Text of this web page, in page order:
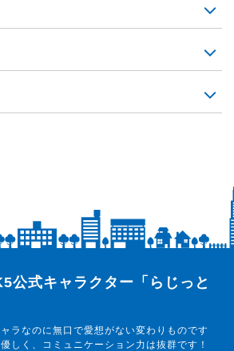
公式キャラクター「らじっと
ラなのに無口で愛想がない変わりものです
しく、コミュニケーション力は抜群です！